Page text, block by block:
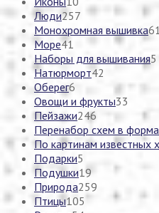
Люди257
Монохромная вышивка
Море41
Наборы для вышивания5
Натюрморт42
Оберег6
Овощи и фрукты33
Пейзажи246
Перенабор схем в
По картинам известных
Подарки5
Подушки19
Природа259
Птицы105